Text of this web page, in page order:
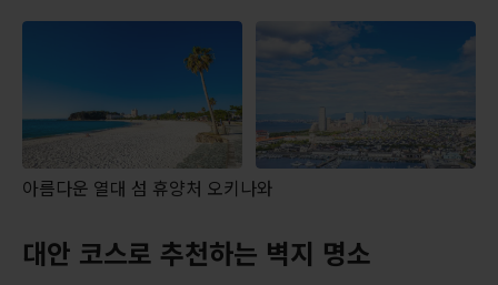
아름다운 열대 섬 휴양처 오키나와
대안 코스로 추천하는 벽지 명소